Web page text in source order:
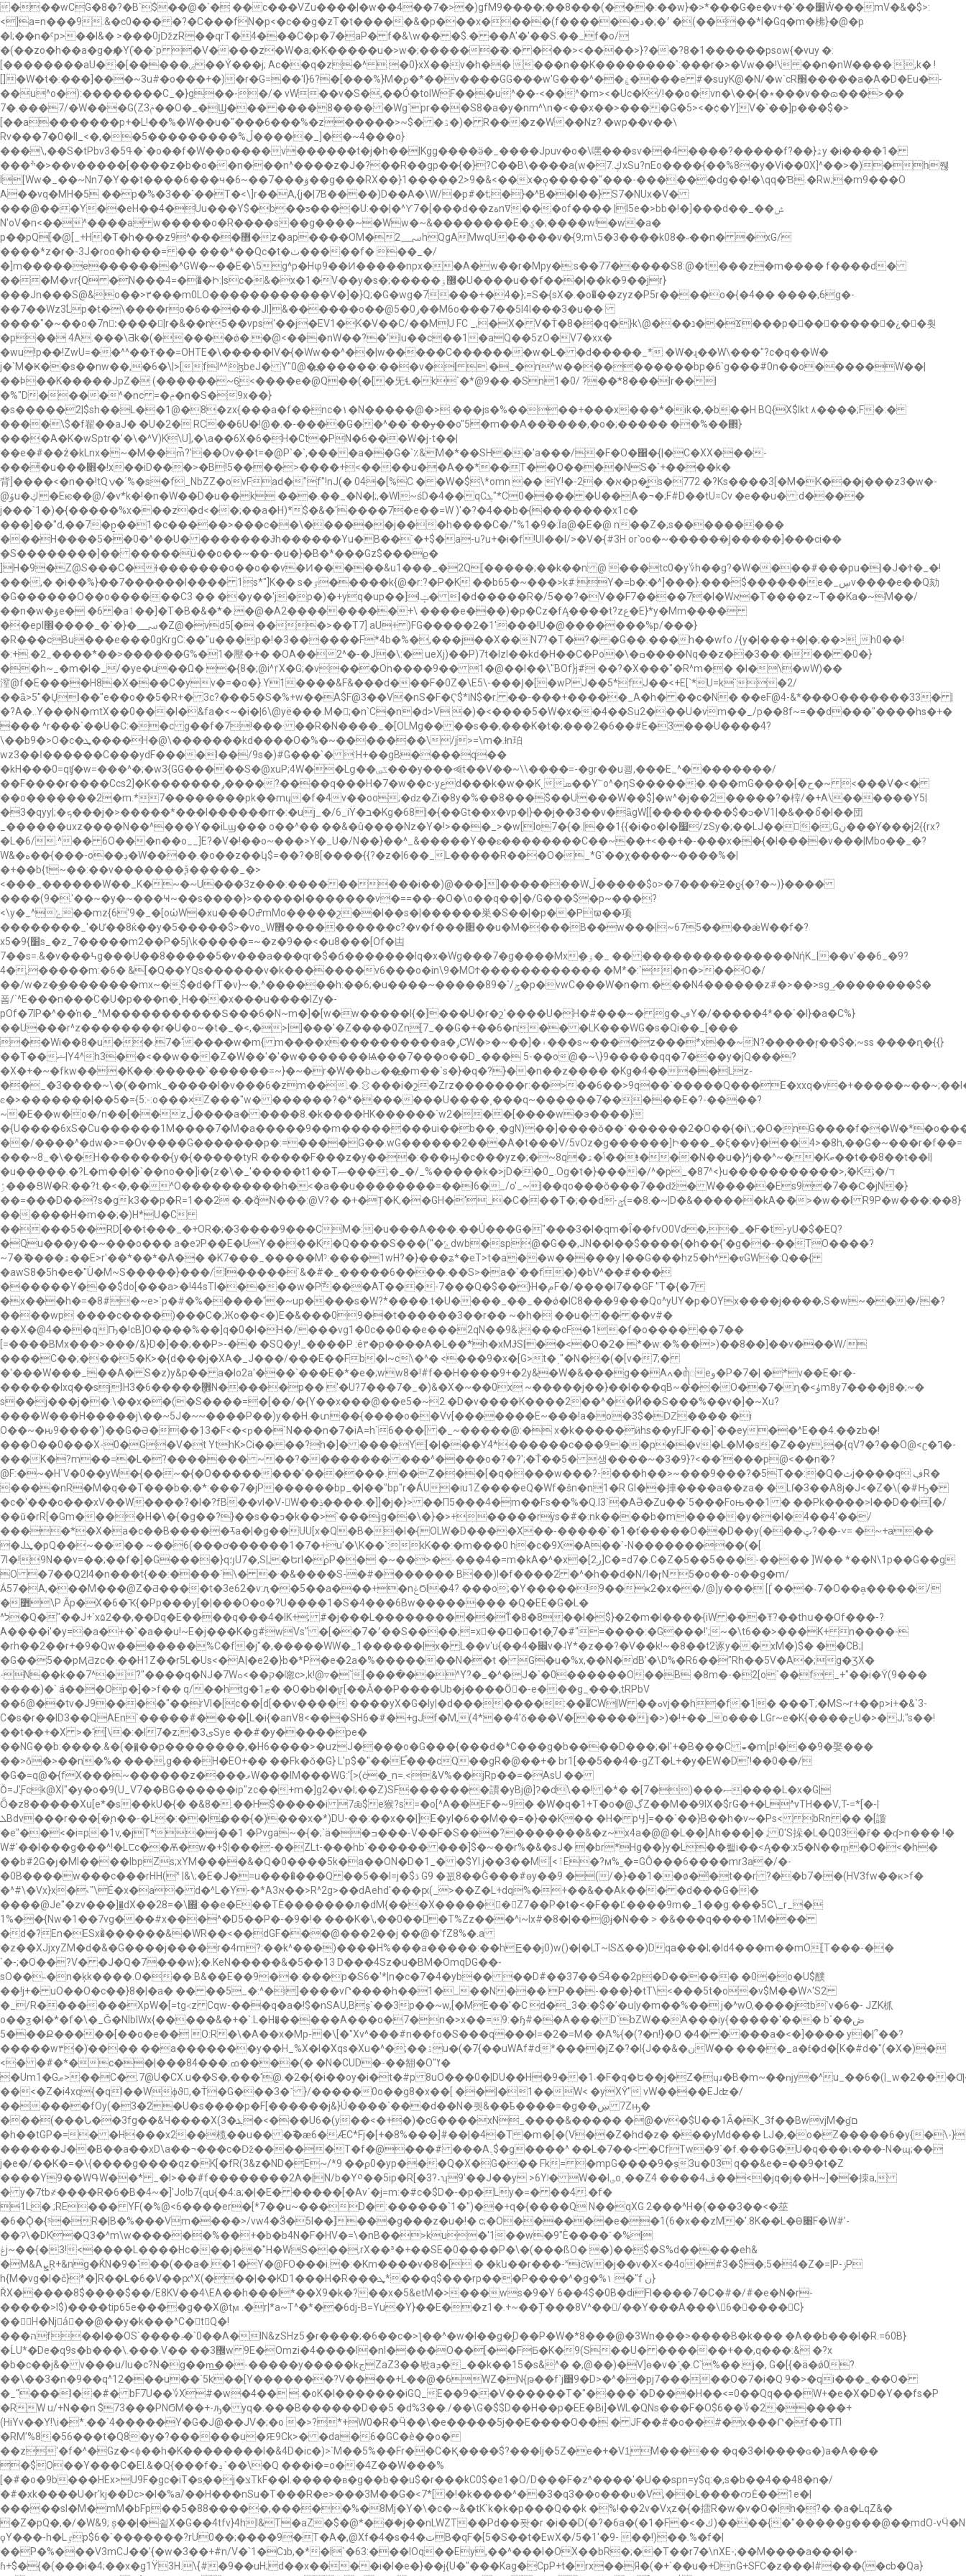
���wCG�8�?�B`$��@�`� ��c���VZu����|�w��4��7�>�)gfΜ9����;��8���(���:��w}�>*���G�e�v+�'��׸Ŵ���mV�&�$>:
<]a=n���9.&�c0��� �?�C���fN�p<�c��g�zT�t�����&�p���x����(f������׳�;�د �(����*l�Gq�m�柫}�@�p
�I;��n�ˤp>��l&� >���0jǅzR��qrT�4���C�p�7�aP� f�&\w�� �$.� ��A'�'��S.��_f�o/
�(��zo�h��a�g�ԓ�Y(֫��`p �V����z�W�a;�K�����u�>w�;������߫�:� ���><����>}?��?8�1������psow{�vuy �:
[��������aU��[�����ۻ��Ý���j; Ac��q�z�^ .�0}xX��v�h�� ���n��K��������`:���r�>�Vw��!\ ��n�nW����:,k� !
[]�W�t�:���]���~3u#�o���+�)�r�G=��'l}6?�[���%}M�ϼ�*��v����GG���w'G���^��ۼ����e #�suyK@�N/�w`cR׭�����a�A�D�Eu�-
��u^o�):��������C_�}g��-�/� vW��v�S�,��Ó�toIWF���u^��-<��^�m><�Uc�K/!��o�vn�\��{�٭���v��ɷ���>��
7�.���7/�W���G(Zݥ3��O�_�Ϣ��� ����8���� �Wg`pr���S8�a�y�nm^\n�<��x��>����G�5><�¢�Y]V�`��]p���$�>
[��a�������p+�L!��%�W��u�"���6���%�z�����>~$� �ۮ�)� R���z�W��Nz? �wp��v��\
Rv���7�0�ll_<�,��5���������%ڵ�����_]��~4���o}
���\,��S�tPbv3�5ߟ�`�o��f�W��o����v������t�j�h��|Kgg����ӛ�_����Jpuv�ο�\嘿���sv��4����?�����f?��}ۿy �i����1�
���ׯ�>��v�����[����z�b�ο��n���n^����z�J�?��R��gp��{�}?C��B\����a(w�ڮ.7xSu?nEo����{��%8�y�Vi��0X]^��>�)�հ쮆
I[Ww�_��~Nn7�Y��t����6���ч�6~��7���ۋ��g���RX��}1�����2>9�&<��x�ǫ�����"���-������dg��!�\qq�Ɓ.�Rw;�m9���O
A��vq�MH�5 ��p�%�3��`��T�<\]r��A,{j�|7B����)D��A�\W/�p#�t;�}�^B��l��} S7�NUx�V�
���@���Y��eH��4�Uu���Y$�b��ƽ����U:��|�^Ƴ7�[���d��zةnߜ���of���� |I5e�>bb�!�]���d��_��ݜ
N'oV�n<��^����a w�����o�R����s��g����~�Ww�~&��������E�ؼ�;����w!�w�a�
p��pQ[�@[_+H�T�h���z9^����޻�z�ap����OM�2؄hQgAMwqU�����v�{9;m\5�3����k08�˶��n� �xG/
����*z�r�-3J�roo�h���= �� ���*��Qc�t�ٺ�����f� ��_�/
�]m�����e�������^GW�~��E�\5g^p�Hφ9��Ͷ�����npx��A�w��r�Mpy�:s��77�����S8:@�t���z�m���� f����d�
���M�vr{Q �N���4=��ͯ�Ի:|sc�&�x�1�V��y�s�;�����޼ۏ�U����u��f���|��k�9��jr}
���Jn���S@&o��>۳���m0LO������������V�]�}Q;�G�wg�7���+�4�};=S�{sX�.�o�͋��zyz�P5r����o�{�4�� ����,6g�-
��7��Wz3۟Lp�t�\����ro�6�����Jl]&������o��@5�ݛ0��M6o���7��5l4I���3�u��
����"�~��o�7n:ُ���� |r�&��n5��vps'��j�EV1�K�V��C/��MU FC _,�X� V�Ť�8��q�}k\@���נ��Ϫ���p���������¿� �훳
�p�� 4A.���\Ƌk�(�����ǿ�.�@<���nW��?�'Iu��c��1�aQ��5zO�V7�xx�
�wu!p��!ZwU=��^^��Ŧ��=OHTE�\�����IV�{�Ww��^��|w�����C�������w�L� �d�����_* �W�ɻ��W\���"?c�q��W�
j�`M�Ҝ��s��nw��,�6�\|>[fl^^߭ɮbeJ� Y"0@�߽������:���v�| .�_�n^w����������bp�6`g���#0n��o�����W��|
��Þ��K�����JpZ� (������~6̰<����e�@Q��(�[�旡Ɬ�k`�*@9��.�Sn1�0/ ?��*8���|r��|
�%"D����^�nc =�ݦ�n�S�9x��}
�s�����2|$sh��L��1@�8�zx{���a�f��nc�١�N�����@�>.���js�%����+���x���*�ik�,�b��H BQ{X$Ikt ٨����;F�:�
����\$�f翟��aJ� �U�2� RC��6U�!@�.�-����G��^��`��ɏ��o"5�m��A��ۖ����,�o�;����� ��%��΂}
����A�K�wSptr�'�\�^V)K\U],�\a��6X�6�H�Ct�PN�6���W�j-t��|
��e�#��݅z�kLnx�~�M��m̚?'��Ov��t=�@P`�`,����a��G�`٪&M�*��SH��'a���/�F�O�΁�{|�C�XX���-
���҆�u���׋�!x��iD���>�B!5����>����+<����u��A��*��T��O����NS�`+����k�
背]����<�n��!tQݍ�΄%�s�f_NbZZ�ovFad�"f"!nJ(� 04�[%C � �W�$\*omn �� Y!�-2�.�א�p�͚s�772 �?Ks����3[�M�K���j���z3�w�-
@ۆu�ڮ�Eѥ��@/�v*k�!�n�W��D�u��k ���.��_�N�|;,�Wl~śD�4��qCܓ"*C0���� �U��A�¬�;F#D��tU=Cv �e��u� :d����
j���`1�)�{�����%x���z�d<��;��a�H)*$�&�'����7�e��=W )'�?�4��b�{�������x1c�
���]��"d,��7�p͍��1�c�����>���c��\������j���h����C�/"%1�9�:Ĭa@�E�@ n��Z�;s���������
���H����5��0ܿ�^��U� �������Ɉh������Yu�B��`�+$�a-u?u+�i�f!Ul��l/>�V�{#3H or՝oo�~������̧|�����]���ci��
ܻ�S��������]�� �����܏ü��o��~��-�u�}�B�*���Gz$���ϱ�
]H�9�Z@S���C�ɫ�������o��o��v�Ͷ�����&u1���_�2Q[�����;��k��n @ ���tc0�y؇h��g?�W����#���pu�|�J�Ϯ�_�!
���,� �i��%}��7������I���� 1s*"]K�� s�ٷ�����k{@�r:?�P�K ��b65�~���>k#:Y�=b�:�^]���}.���$������e�_ڛv����e��Q劾
�G������O��o������C3 �� ��y��'j�p�)�+yq�up��]lݓ� |�d�����R�/5��?�V��F7����7�l�Wא�T����z~T��Ka�~M��/
��n�w�ۇe� �6 �aٲ��]�T�B�&�*�.�@�A2���������+\ ����e���)�p�Cz�fĄ����t?zع�E}*у�Mm����
��epl؄�{�`�_����׮�Z@�vd5[� ���>��T7] aU+ )FG�����2�1'���!U�@�������%p/���}
�R���cBu���e���0gKrgC:��"u���p�!�3������F*4b�%�,���j��X��N7?�T�?� �G��.���h��wfo /{y�|���+�|�;��>˽h0��!
�:+.�2_����*��>������G%�1�壓�+� �OA��2^�-�J�\:� ueXj)��P)7t�IzI��kd�H��C�Po�\�ߛ����Nq��z��3��:��� �0�}
��h~_�m�I�_/�ye�u��Ω� �{8�;@i^᥅X�G;�v���O֔n����9�� 1�@��l��\"BOf}j# ��?�X���"�R^m�� �I�\�wW)��
潌 @f�E����H8�X���C�yv�=�o�}.Y1����&F&���d���F�0Z�\E5\-���Į�[�wPJ��5*fJ��<+E[`*U=k`�2/
��ǟ>5"�ŲI��"e��o��5�R+� 3c?���5�S�%+w��A$F@3��V�nS�F�Ҁ$*ƖN$�r. ��-���+�����_A�h� ��c�N� ��eF@4-&*���O�������33� |
�?A�..Y���N�mtX��0���l�&fa�<~�i�|6\@yё���.M�;�n`C�n�d>V �)�<����5�W�x��4��Su2���U�vm��_/p��8f~=��d���"����hs�+�
��� ^r���`��U�C:��c g��f�7!���· ��R�N����_�[OLMg�� ��s��,���K�t�;���2�6��#E�3���U����4?
\��b9�>O�c�ܜ����H�@\�������kd����O�%�~�������\/j>=\m�.ƚn珀
wz3��ا������ C���ydF����I��/9s�)#G���`� :H+��gB����q��
�kH���0=qʧ�w=���^�;�w3{GG�����S�@xuP;4W��Lց��ػڝ���y���⫷t��V��~\\����=-�gr��u쾽,���E_^��������/
��F����r����Ccs2]�K�������ݛ����?����q���H�7�w��c-yعd���k�w��K˻ܣ��Y՟o^�ηS������.���mG����[�ح�~ <���V�<�
��o�������2�m.*7��������pk��mų�f�4v��oo;�ǳ�Zi�8y�%��8���$��U���W��$]�w^�j��2�����?�榟/�+A\������Y5|
�3�qyy|;�ܟ���j�>�����*���l������rr�:�uj_�/6_iΫ�ב�Kg�68|�{��Gt��x�vp�|}��j��3��v�ǟgW[[��������$�ͻ�V1|�&��ޯo�I��団
_������uxz��܏��N��^���Y��iLϣ��� o��^�� ��&�û����Nz�Y�!>���_>�w[Io7�{�.|��1{{�i�o�I�׷/zSy�;��LJ��ަ�;Gڹ���ϒ���j2{{rx?
�L�6/.^�� 6O���n��o__]E?�V�!��o~���>Y�_U�/N��}��^_&�����Y��ɛ��������C��~��+<��+�-���x��{�I����v���|Mbo��_�?
W&�ه��{���-o��ڍ�W����.�o��z��կ$=��?�8[����{{?�z�|6��_L�����R���O�_*G`��χ����~����%�|
�+��b{t~��:��v�������ѯ�����_�>
<���_������W��_K�~�~U���3z���:���������i��)@���]]�������Wڷ�����$o>�7����͛ƻ�ƍ{�?�~)}����
����(9�.'��~�y�~���Ҹ~��s����}>�����I�������v�==��-�O�\o��q��]�/G���$�p~���?
<\y�_^ݻ��mz{6'9�_�[oώW�xu���OߝmMo�����շ��I��s�|������巣�S��|�p��Ꮲϖ��项
��������_'�Ư��8ќ��y�5�����$>�vo_W޾����������c?�v�f���׊��u�M����B��w���|~675����ǽW��f�?
x5�9{׸s_�z_7�����m2��P�5j\k�����= ~�z�9��<�u8���[Of�凷
7��s=.&�v���߆g���U��8�����5�v���a���qr�$�ճ�������lq�x�Wg���7�g����Mxܼ�ۏ�_ �� ���������������NήK_|��v'��6_�9?
4�,�����m:�6� &[�Q�܏�YQs������ν�k�������v6���o�in\9�MOϮ������������ �M*�:`�n�>��O�/
��/w�z�ۣ��������mx~�$�d�fT�v}~�,^������h:��6;�u����~�����ݯ/`�89�p�vwC���W�n�m.���N4������z#�>��>sg_̷��������$�
폼/`^E���n���ۛC�U�p���n�˻Н���x���u����IZy�-
pOf�7IP�^��ŉ�_^M�����������Տ���6�N~m�]�[w�w�����l{�]���U�r�շ'����U�H�#���~� g�ڥY�/�����4*��`�I}�a�C%}
��U���r^z��������r�U�o~�t�_�<,�>|]���'�Z����0Znַ[7_��G�+��6�n�� �LK���WG�s�Qi��_[���
��Wi��8�u��.7�'����w�m{ m����x����������a�ݛƇW�>�~��]�۽���s~����z���*x��~N?�����ŗ��$�;~ss ����ղ�{{}
��T��ޝ|Y4^h3��<��w���Z�W��'�'�w�������Ѩ���7���o��D_��� 5-��o@�~\}9�����qq�7���y�jQ���?
�X�+�~�fkw���K��:�����`������=~}�~�r�W��bث��߽�m��`s�}�q�?}��n��z���� �Kg�4����Lz-
��_�3����~\�(��mk_�����l�v���6�zm��.�.⛻���i�շ�Zrz�������r:��>
ͼ�>�������|��5�={5:-:o���×Z���"w� ������?�*�������U����˳���q~������7�����E�?-����?
~�E��w�o�/n��[��zڷ����a� ����8.�k����HK������`w2���[����w�э����}
��/����^�dw�>=�Ov����G�������p�:=����G��.wG������2���A�t���V/5vOz�g������]Ի���_�ξ��v}���4>�8h,��G�~���r�f��=
���~8_�\��H�������{y�{�����tyR �����F���z�y���:���ԣI�c���yz�;�~8q�ݴ�ۿ��ŧ���N��u�}^j��^~��Kބ��t��8��t��I|
�u�����.�?L�m��|�`��no��]i�{z�\�_'�����t1��Tޞ���;�_�/_%�����k�>jD��0_.Og�t�}����/^�p_�87^<}u�����������>,߮�K;�ד/
ۯ���ՑW�R:��?t.�<�,��^O����������h�<�a��u��������=��l6�_/o'_~|��qo���ŏ���7��ǆ� W�����Es9�7��Ϲ�jN�}
��=���D��?s�gk3��p�R=1��2 �.�߯qN���:@V?� �+�Ț�K,��GH�'_�C���T�;��d-ݯ{=�8.�~|D�&������kA�ެ�>�w��l R9P�w���:��8}
������H�m��;�)H*U�C
�����5��RD[��t���_�+OR�;�3����9���CM�:�u���A���.��Ú���G�"���3�l�qm�Ȋ��fvO0Vd�,�_�F�t-yU�$�EQ?
�Qu���y��~���o��� a�eʡP��E�UY����K�Q����S���("�ݺdwb�sp@�G��,JN��l��$����{�h��{'�g��-��TO����?
~7�ޮ����ۿ��E>r'��*��*�A�� �K7���_�����Mˀ:����1wH?�}���ʑ*�eT>t�a��w�����y |��G���hz5�h^ �ⱴGW�:Q��{
�awS8�5h�e�"Ü�M~S�����}���/l�����`&�#�_�����6����.��S>�a�`��f�)�bV^��#���
������Y���$do[���a>�!44sTI�����w�P߯���AT���-7���Q�$��}H�مF�/����l7��GF "T�{�7
�x���h�=�8#�~e>`p�#�%�����'�~up����s�W?*����.t�U����_��_��ǿ�lC8���9���Qo^yUY�p�OYx����j����,S�w~���/�?
����wp ����c����)���C�;Жo��<�)E�&���09��t������3��r�� ~�h� ��u� �� ��v#�
��X�@4���qҦ�!cB]O����%��]q�0�I�H�/���vg1�0c��0��e���2qN��ݙ&9���cF�1�f�o���� ��7��
[=����BMx���>���/&}D�]��;��P>-�� �SQ�y!_����P :ê٣�p����A�L��*h�xMɈS|��<�O�2� *�w:�%��>)��8��]��v���W/
����C��;���5�Κ>�{d���j�XA�_J���/���E��Fb�I~c\�^� <���9�x�[G>t�ˏ"�N��(�[v�7;�
�'���W���_��A� S�z)y&p�� a�lo2a'���`���E�*�e�;ww8�!#f��H����9+�2y&�W�&���g��Aߍ�ꦻeو�P�7�| �*v��E�r�-
������lxq��sjlH3�6�����ܷ޾N�����p�� '�U?7���7�_�)&�X�~��0x ~�����j��}��I���qΒ~���O��7�ղ�<ۈm8y7����j8�;~�
s��j���j��:\��x��(�S����=�[��/�{Y��x���@��e5�~2.�D�v����K����2��^��Й��S���%��v�]�~Xu?
����W���H�����j\��~5J�~~����P��)y��H.�տ��{����o��Vv[�������E~���!a�o�3$�Ǳ���� �i
O��~�ԋ9����')��G�Ə���߲13�F<�<ƿ��`N���n�7�iA=h`6���[ �_~�����@:� x�k�����ӥhs��yFJF��]`��ey��^E��4.��zb�!
���O��0���X-0�G�V�t YthK>Ci�� ��?h�]� ����Y [�|���Y4*������c���9��p��v�L�M�s�Z��y,�{qV?�?��O@<ʗ�ߣ�-
���K�?m��=�L�?������� ~��?�������� ���^����o�?�?';�Ť��5� 생����~�3�9}?<��'���p@<��n߮�?
@F:�~�H`V�0��yW�{��~�{�O��������'������܉��Z���[�q����w���?-���h��>~���9���?�5T��:�Q�ثj����q ڣR�
����nR�M�q��T���b�;�*:���7�jP������bp_�|��"bp"r�ÁU�iu1Z����eQ�Wf�ŝn�n1�R GI��捙����a��za� �Lſ�3��A8j�J<�Z�\(�#Ԣ�
�c�'���o���xV��W����?�l�?fB��vl�V-W��ݙ����.�]]�j�}> ��П5���4�m��Fs��%�Q.I3`�AӚ�Zu��`5���Foњ��1 � ��Pk����>l��D��[�/
��ŭ�rR[�Gm����H�\�{�g��?}��s��ͻ�k��>`���jg��\�}�>+�����rÿs�#�:nk����b�m�����y��I�4��4'��/
����*�X�a�c��B�����ꛦa�|�g��UU[x�Q�B��I�{OLW�D����X��-�����`�1�ť�����O��D��y(���ټ?��-˅= �~+a��
�Jܜ�pQ��~���� ~��6(���ơ������1�7�+u'�\K��`:kK��:�m���0 h�c�9X�A��`-N���������(�[
7l�!9N��v=��;��f�]�G����}q؛յU7�,S|,�ԵrI�ϼP�� �~��>�-���4�=m�kA�^�x�[ږ2]C�=d7�.C�Z�5��5���-���� ]W�� *��N\1p��G��g
O �7��Q2l4�n���t{��:����`\� �·�&����S-�#������� B��)I�f����2 �^�h��d�N/l�ɼN5�o��-o��g�m/
Ǻ57�A,���M���@Z�Ƌ����t�3e62�v:ӆ��5��a���+�nݟϬI�4? ���o;�Y�����!9��ҝ2�x��/@]y��� [[̊ ���˴7�O��a͙��݁���/
�߻\P Ǎp�X�6�Ҡ{�Pp���y[�|���O�o�?U����1ܳ�S�4���6Bw�������� �Q�EE�G�L�
^ל�Q�"��J+`x۵2��,��Dq�E����q���4�IK+; #�j���L����������ؓŤ�8�8��l�$}�2�m�l����{iW ���Ŧ?��thս��Of���-?
A����i'�y=�a�+�`�a��u!~E�j���K�g#wVs" �[��7�׳��S����;=x�ُ���t�֪7�#"=����:�G���!';~�\t6��>���K+ n����-
�rh��2��r+�9�Qw�������%C�f�j"�,�����WW�_1������|x� L��v'u{��׌�4v�˨Y*�z��?�V��k!~�8��t2诼y��xM�)$� ��CB;|
�G��5��pӍƋzc�.��H1Z��r5L�Us<�A|�e2�}b�*P�e�2a�%�������N��t � G�u�%x,��N�dB'�\D%�R6��"Rh��5V�A�;g�ƷX�
-N��k��7^�?"����q�NJ�7Wק��>ߋ�唿c>,k!@▿�`[����̷��^Y?�_�^�J�`�0������O��B �8m�-�2[o`��f _+"��i�Ȳ(9���
����)�` á���Op�]�>f�� q/��htg�1ޓ� �O�b�l�ʅr[��Ǎ��P����Ub�j����Ӧ�-e���g_���,tRPbV
��6@��tv�J9����"��rVI�[c��[d[��v���� ����yX�G�Iy|�d�������:���̿CW|W ��ܘvj��h�f�1� ���T;�MS~r+��p>i+�&`3-
C�s�r��ID3��QAEn`�����#����[L�i{�anV8<���SH6�#�+gJf�M,(4*��4'ǒ���V�[�����j�>)�!+��_o��� LGr~e�K{����ڃU�>�J;"s��!
��t��+�X >�'[\�:�I7�z;�3ىSye ��#�y�����pe�
��NG��b:����.&�(��̤��p��������,�H6����>�uzJ����o�G���{���d�*C���g�b����D���;�I'+�B���C ◒�m[p!���9�娶���
��>ǒ�>��n�%� ���,g���H�EO+�� ��Fk�ǒ�G} L'p$�"��E֯���cQ��gR�@��+� br1[��5��4�-gZT�L+�y�EW�D'!��0��/
�G�=q@�{fX���~������z����ވW���IM���WG:'[>(ċ�˾n=.<&V%��jRp��=�AsU ��
Ŏ=J'ֲ֤Fck@X|"�y�o�9(U_V7��BG������ip"zc��+m�]g2�v�I;��Z)SF�������䜖�yBj@]ʔ�d\��! �*� �[7�)���ޞ����L�x�G|
Ȫ�z8�����Xu[e*�s��kU�{� �&8�.��H$�����i 7ǣ$e猴?s=�o[^A��EF�~9� �W�q�1+T�o�@ڳZ��M��9lX�$rG�+�L^vTH��V,T-=*[�-|
ܠBdv���r���[�ͅn��-�L�:��I͢���{�)���x�*)DU-��:��x��|]E�yI�6��M��=�}��K�� �H� pӋ]=��`��}B��h�v~�Ps< bRn �� �[讂
�e"��<�i=p�1v,�jT*�j��1 �Pvga~�{�;`ä��ߏ���-V��F�S���?�������&�z~x4a�@@�L��]Ah���]� ; 0'S挆�L�Q03�ȓ� �ʠ>n��� !�
W#'��I���g���^!�Lꫡc��Ѫ�w�+$|���-��ZLt-���hb`������ ���]$�~��r%�&�sJ� �br*Hg��}y�L��뢜i��<Ą��:х5�N��m̭�O�<�h�
��b#2G�ȷ�Ml����IbpZs;xYM����&�Q�0����5k�a��ON�D�1_� �$Yl.j��3��M[<ٱE�?м%˷�=GÔ���6����mr3a�/�-
�0B����w���c���rHH(˟ |&\;�E�J�=u����̔���Q ��5��I=j�$ڌ G9 �꾒8��Ĝ���#өy��9 �(/�}��1��ø�̆�t��r ?��b7��(HV3fw��ĸ>f�
�^#\�Vx}x�˞"\É�x�a� d�^L�Y-�*A3א��>R^2g>��dAehd'���ԗ(_>��Z�L+dq%�+��&��Ak��� �d���G��
����@Je"�zv���]�̲dX��28=�\΍:��e�E��TӖ�������л�dM{���X������ُZ7��P�t�<�F��Ľ����9m�_1��g:���5C\_r_�
1%��{Nw�1��7vg���#x���^�D5��P�-�9�!� ���K�\,��0��⎕�T%Zz���^i~lx#�8�|��@ɉ�N�� > �&���q����1M���
�d�?En�ESx�̀������&�WR��<��dGF���@���2��j ��@�'fZ8%�.a
�z��XJjxyZM�d�&�G����j����r�4m?:��k^���)����H%���a�����:��hE̲��j0)w()�|�LT~lSՃ��)Dqa���l;�ld4���m��mO[T���-��
`�-;�O��?V� �J�Q�7���w};�.KeN�����&�5��13 D���4Sz�u�BM�OmqDG��-
sO��˵�n�ķk����.O���:B&��E��9��:���p�S6�'*|n�c�7�4�yb�� ��D#��37��S͡4��2p�D����� �0�o�U$醭
��!j+� uO��O�c��}8�|�a� �� ��5_�:^�i]����vՐ����h��1�_��N��� P��-���}�tT\<���5t�o�v$M��W˄'S2
�_/R�������XpW�[=tg≺z Cqw-���q�a�!$�nSAU,Bș`��3p��~w,[�ME��'�C d�_3�:�$�ʼ�ս|y�m��%�� j�^wO,����jtb`v�6�- JZK枛
o��ƺ�l�*�f�\�_Ǧ�NIblWx{�����&�+�`:L�H�͎�����A���o�7�n�>x��=9:�ɧ#��A��� D`bZW��A���iy{�����'��� b`�ڞ�
�5��Ք�����[��o�e�� O:R�\�A��x�Mp-�\[�"Xv^���#n��fo�S���q���l=�2�=M� �A%{�(?�n!}�O �4� � ���a�<�]���� y�|՞��?
�����w۳�߳)���� ��a�������y��H_ %X�I�֝Xqs�Xu�^�;��ۮu�(�7{��uWAf#d*����jZ�?�l{J��&�نW�� ����_a�ƭ�d�[K�#d�"(�X�)�
<� �#�*�c��|���ߘ:���84����(� �N�CUD�-��䎊�O"ߌ�
�Um1�Gޠ>��C�.7@U�CX.u��S�,���'@.�2�{�i��oy�i�t�#p 8uO���0�|DU��H�9��1܁�F�q�Ե��j�Z�ɥɹ�B�m~��ǌy�^u_��6�(|_w�2���Ƣ�zD�u�k��7�"���3��g�d�<Q�duO��/
��<�Z�i4xq{�qІ��Wϕϑ,�Ť�G���3�˺ }/�����0o��g8�x��[ ��|�1��W< �yXŶ" vW����EJʣ�/
������fOy(�3�2�U�s����p�F[������j&}Ú����`���d��N�퀏&��ҍ����=�gښ�� 7Zԣ�
���(���Ն��3fg��&Ч����X(3�ܔ�<���U6�(y��<�+�)�cG����xN_����&����� �@�v�$U��1Ǟ�K_3f��BwvjM�ɠם
�h��tGP�=� �H���x2��榄��u�� �߯�ӕ6�ÆC*Fj�[+�8%���]#��|�4�T �m�[�(V��Z�hd�z� ���yMd��� LJ�,�o�Z�����6�y{�\-}
������J��B��a��xD\a��¬���c�ǅ�����T�f�@���# ���A܉$�g����^ ��L�7��< �CfTw�9`�f.���G�U�q���ι���-N�ɰ;��
j�e�/��K�=�\{����g����qz�K[�fR(3&z�ND�E~/*9 ��ϼ0�yp���Q�X�G��� Fk= �mpG����9�ș3u�03 q��&e�=��9�t�Z
����Y9��WԳW��* _�I>��#f��������2A�|N/b�Y༠��5ip�R[�3?˕ʮ9'��J��y >6Yʲ� W��l؈o˲��Z4 ����ڦ4��<�jq�j��Η~]�֝�拺a,
� y�7tb҂����R�6�B�4~�]'Jo!b7{ɋu{�4:a;�|�E� �����[�Av´�j=m:�#c�$D�-�p�Ly�=� ��4.�f�
1L�.;RE��� YF(�%@<6����er�[*7��u~���D� :������`1�")��+q�{����Q N��qXG 2���^H�(���3��<�莝
�6�Ǭ�{ˢ�R�|B�%���Vm����>/vw4�Ӟ�5l��]���g���z�u�!� c;�O������e��1(6�x��zM�'.8K��L�Ѳ׈F�W#'-
��Ɂ\�DK�ؚQ3�^m\w������%��+�b�b4N�F�HV�=\�nB��>ku�'1��w�9"È����˹�%|
ݟj~��{�3!<����L����Hc���j��"H�WS���,rX��³�+��SE�0����P�\�(���ßO� �)��$�S%d�����eh&
�M&AܨŖ+&ng�ЌN�9�'��(��a�.�1�Y�@FΟ���i.�:�Km����v�8�[ � �kն��r���-˟ic͝w�j��v�X<�4o�#3�$�;5�4�Z�=|P-ݬP
h{M�vg�I�č}*�]R��L�6�V��ԗ^X(���|��KD1���H�R���ܜ*���q$���rp���P����^�g�%١ �"f ن}
ŘX�����8$����$��/E8KV��4\EA��h���l*��X9�k�?��x�5&etM�>���ws�9�Y 6��4$�0B�diFI����7�C�#�/#�e�N�r-
�����>l$)����tip65e����g��X@tϻ .�r|*a~T^�*��6dj-B=Yu�Y}��E��z1�.+~��۪T���8V^�� /��Y���A���\6�����C}
�� H�Njáٌ��@��y�k���^C�tQ�!
���הf��l��OS`����.̴�`0��A�IN&zSHz5ި�r����;�6��c�>ƪ��^�w�I��g�̥D��P�W�*8���@�3Wn���>����B�k��� �A��b���I�R.=60B}
�ĹU*�De�q9s�b���\.���.V�� ��޼3w 9E�Omzi�4����I�nI����O��[��FƂ�K�9(S��U� ������+��,q���:& �?x
�b�c��j&� v���u/lu�c?N�g��m͟��-�����y�����kجZaZ3��봓aܕ�_��k��15�s&^� �,@��)�V]ѳ�v�ˊ̧�.C`%��.j�, G�[{�ä�ǿ0?
��\��3�n�9��q^12���u��`5k��[Y�������?V����+L��@�6WZ�N{թ��f`j͹9�D>�^��pj7�����O�7�i�Q 9�>�qi���_��O�
�_"���I��#� bF7U��؇X#�w�4�� .�oK�I�������iGQ_E��9��V������T�"����`�D���H��<=0��Qq���W+�e�X�D�Y��fs�P
�RW u/+N��n $73���PNϬM��+-ԡ� yq�.���B������D��5 �d%3��./��\G�$$D��H��p�EE�Bi]�WL� QNs���F�O$6��؇�2�����+
(HiYv��Y!\i�*.��`4�����Y�G�J@��JV�;�o �>?*+W0�R�Ӵ��\�e�����5j��E����O�� � JF��#�o��#�x���Ր�f��TΠ
�RM'%8�56���t�Q8�y�?������u�Ԙ9Ck>� �da�6�GC�è��o�
��z'�f�^�Gz�<ϕ��h�K��������I�&4D�ic�)>`M��5%��Fr��C�Қ����$?���lj�5Z�e�+�V1̩M����� �q�3�l����ɢ�)a�A���
�$О��Y���C�El.&�Q{���f�ݚ `��\�Q ���i�=o��4Z��W���%
[�#�o�9b���HEx>U9F�gc�iT�s֚��j�צTkF��l.�����ʙ�g��b��u$�r���kC0$�e1�O/D���F�z^����'�U��spn=y$q:�,s�b��4��48�n�/
�#�xk����U�r'kj��Dc>�I�%aؙ/��H���nSu�T���R�e>���3M��G�<7*[�!�k����^��3�q3��o���ʋ�V,��L����ကĖ��1e�|
�����sI�M�mM�bFp��5�88�����,�����%�8Mj�Y�\�c�~&�tK`k�k�p���Q��k �%!��2v�Vҳz�{�擂R�w�v�O�Ih�?�.�a�LqZ&�
�Z�pQ�,�/�W&9; ș��|�슅X�G��4tfv}4hl&T�aZ�ۧ$�@*���̊j��nLWZT��Pd��퐛�r �i��D(�?�6a�(�1�F�<�ك)����{�"�����g���@��ִmdO-vӴ�N
ϙY���-h�Lٷp$6�`�������?rU0��;����9�T�A�,@Xf�4�s�ٽ�4B�qF�[5�S��t�EwX�/5�1'�9- ��!)��.%�f�|
��P�%���V3mCJ��'{�w�3��+#n/V�`1�Cנb,�*�I`�63:���lOq��Ey,��^���l�OX��bR�;��T��r7�\nXE-;��M����a���I�-
ɦ+$�{�(���i�4;��x�g1Ϋ3H.\ۡ{#�9��uH;d��x����i�l�e�}��j{U�"���Kag�CpP+t�rx��Я�(�+`��u�+DnG+SFC�z���l#���(�cb�Qa}